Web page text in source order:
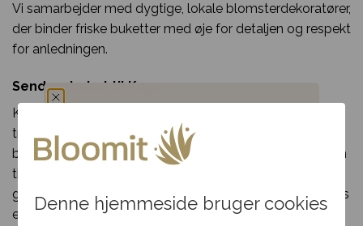
Denne hjemmeside bruger cookies
Vi samarbejder med dygtige, lokale blomsterdekoratører,
der binder friske buketter med øje for detaljen og respekt
for anledningen.
Send en buket til Køge
Kender du nogen, der bor i Køge på Sjælland, som
trænger til en opmuntring? Så send en fin buket
blomster i opmuntrende farver eller en plantedekoration
til at sprede hygge i vindueskarmen. Bloomit hjælper
gerne med at få din blomsterhilsen leveret i Køge. For os
er det vigtigt at alleblomstergaver bliver lavet af
Du har fået en